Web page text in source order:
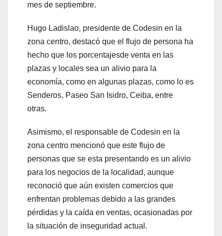
mes de septiembre.
Hugo Ladislao, presidente de Codesin en la
zona centro, destacó que el flujo de persona ha
hecho que los porcentajesde venta en las
plazas y locales sea un alivio para la
economía, como en algunas plazas, como lo es
Senderos, Paseo San Isidro, Ceiba, entre
otras.
Asimismo, el responsable de Codesin en la
zona centro mencionó que este flujo de
personas que se esta presentando es un alivio
para los negocios de la localidad, aunque
reconoció que aún existen comercios que
enfrentan problemas debido a las grandes
pérdidas y la caída en ventas, ocasionadas por
la situación de inseguridad actual.